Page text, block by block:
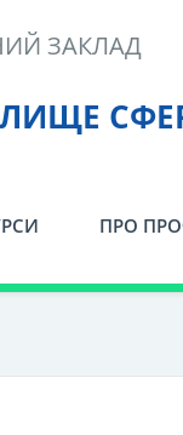
ЗАКЛАД
ПРО